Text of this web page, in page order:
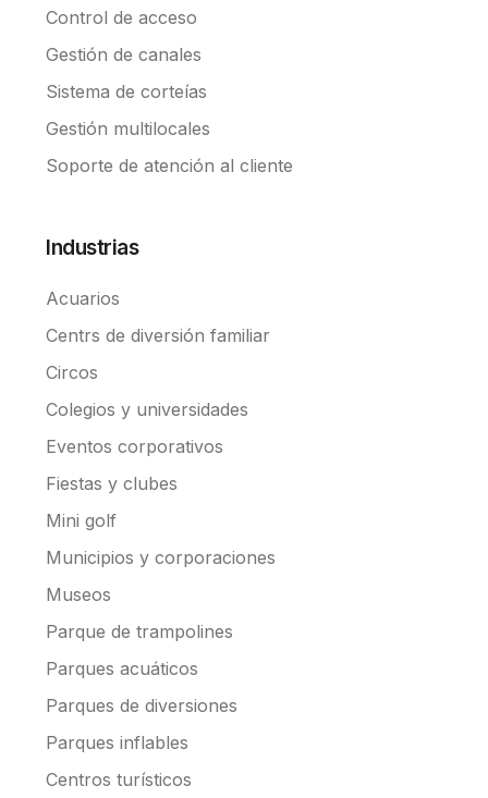
Control de acceso
Gestión de canales
Sistema de corteías
Gestión multilocales
Soporte de atención al cliente
Industrias
Acuarios
Centrs de diversión familiar
Circos
Colegios y universidades
Eventos corporativos
Fiestas y clubes
Mini golf
Municipios y corporaciones
Museos
Parque de trampolines
Parques acuáticos
Parques de diversiones
Parques inflables
Centros turísticos